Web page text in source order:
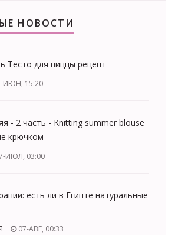
НОВОСТИ
Тесто для пиццы рецепт
ИЮН, 15:20
- 2 часть - Knitting summer blouse
крючком
ИЮЛ, 03:00
есть ли в Египте натуральные
07-АВГ, 00:33